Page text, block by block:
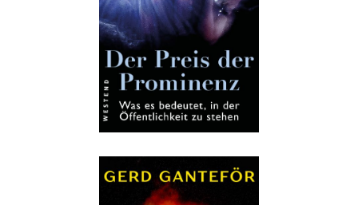
Details
Buch: 25,00 €
eBook: 19,99 €